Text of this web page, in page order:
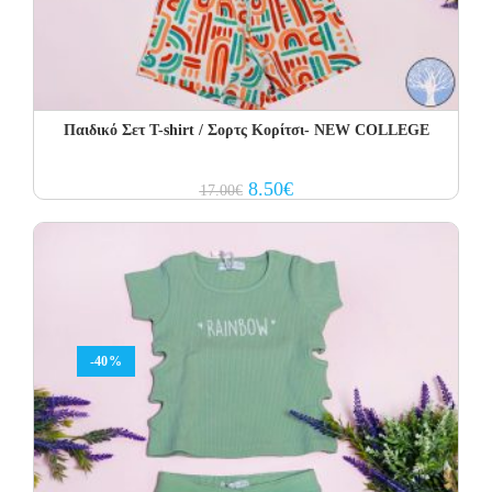
Παιδικό Σετ T-shirt / Σορτς Κορίτσι- NEW COLLEGE
17.00€ Original
price
8.50€Current
price
-40%